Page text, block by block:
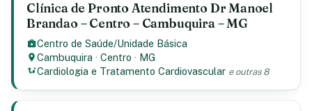
Clínica de Pronto Atendimento Dr Manoel
Brandao – Centro – Cambuquira – MG
Centro de Saúde/Unidade Básica
Cambuquira ·Centro · MG
Cardiologia e Tratamento Cardiovascular e outras 8